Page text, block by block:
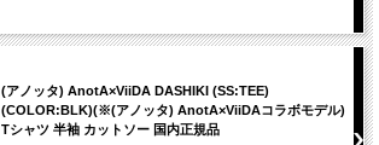
(アノッタ) AnotA×ViiDA DASHIKI (SS:TEE)
(COLOR:BLK)(※(アノッタ) AnotA×ViiDAコラボモデル)
Tシャツ 半袖 カットソー 国内正規品